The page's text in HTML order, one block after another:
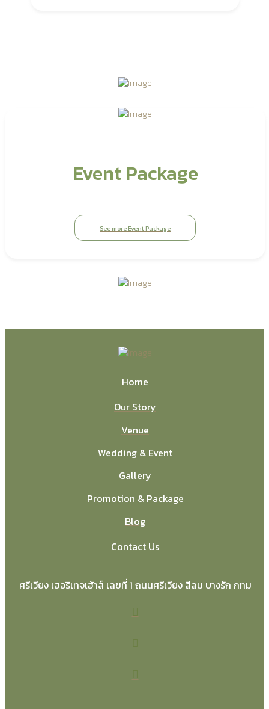
Event Package
See more Event Package
Home
Our Story
Venue
Wedding & Event
Gallery
Promotion & Package
Blog
Contact Us
ศรีเวียง เฮอริเทจเฮ้าส์ เลขที่ 1 ถนนศรีเวียง สีลม บางรัก กทม